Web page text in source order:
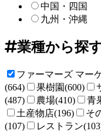
中国・四国
九州・沖縄
業種から探
ファーマーズ マー
(664)
果樹園(600)
(487)
農場(410) 青
土産物店(196)
そ
(107)
レストラン